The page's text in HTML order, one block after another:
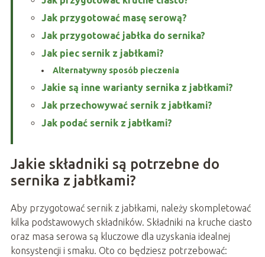
Jak przygotować masę serową?
Jak przygotować jabłka do sernika?
Jak piec sernik z jabłkami?
Alternatywny sposób pieczenia
Jakie są inne warianty sernika z jabłkami?
Jak przechowywać sernik z jabłkami?
Jak podać sernik z jabłkami?
Jakie składniki są potrzebne do
sernika z jabłkami?
Aby przygotować sernik z jabłkami, należy skompletować
kilka podstawowych składników. Składniki na kruche ciasto
oraz masa serowa są kluczowe dla uzyskania idealnej
konsystencji i smaku. Oto co będziesz potrzebować: